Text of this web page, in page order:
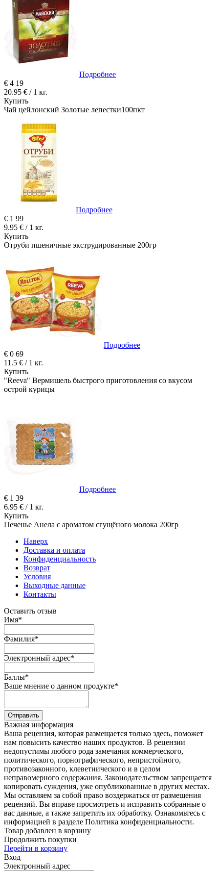
Подробнее
€ 4 19
20.95 € / 1 кг.
Купить
Чай цейлонский Золотые лепестки100пкт
Подробнее
€ 1 99
9.95 € / 1 кг.
Купить
Отруби пшеничные экструдированные 200гр
Подробнее
€ 0 69
11.5 € / 1 кг.
Купить
"Reeva" Вермишель быстрого приготовления со вкусом
острой курицы
Подробнее
€ 1 39
6.95 € / 1 кг.
Купить
Печенье Анела с ароматом сгущёного молока 200гр
Наверх
Доставка и оплата
Конфиденциальность
Возврат
Условия
Выходные данные
Контакты
Оставить отзыв
Имя*
Фамилия*
Электронный адрес*
Баллы*
Ваше мнение о данном продукте*
Отправить
Важная информация
Ваша рецензия, которая размещается только здесь, поможет
нам повысить качество наших продуктов. В рецензии
недопустимы любого рода замечания коммерческого,
политического, порнографического, непристойного,
противозаконного, клеветнического и в целом
неправомерного содержания. Законодательством запрещается
копировать суждения, уже опубликованные в других местах.
Мы оставляем за собой право воздержаться от размещения
рецензий. Вы вправе просмотреть и исправить собранные о
вас данные, а также запретить их обработку. Ознакомьтесь с
информацией в разделе Политика конфиденциальности.
Товар добавлен в корзину
Продолжить покупки
Перейти в корзину
Вход
Электронный адрес